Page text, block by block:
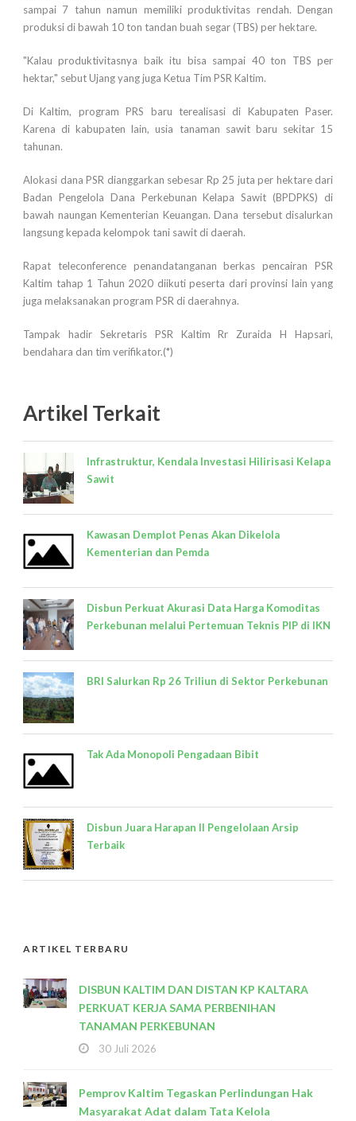
sampai 7 tahun namun memiliki produktivitas rendah. Dengan
produksi di bawah 10 ton tandan buah segar (TBS) per hektare.
"Kalau produktivitasnya baik itu bisa sampai 40 ton TBS per
hektar," sebut Ujang yang juga Ketua Tim PSR Kaltim.
Di Kaltim, program PRS baru terealisasi di Kabupaten Paser.
Karena di kabupaten lain, usia tanaman sawit baru sekitar 15
tahunan.
Alokasi dana PSR dianggarkan sebesar Rp 25 juta per hektare dari
Badan Pengelola Dana Perkebunan Kelapa Sawit (BPDPKS) di
bawah naungan Kementerian Keuangan. Dana tersebut disalurkan
langsung kepada kelompok tani sawit di daerah.
Rapat teleconference penandatanganan berkas pencairan PSR
Kaltim tahap 1 Tahun 2020 diikuti peserta dari provinsi lain yang
juga melaksanakan program PSR di daerahnya.
Tampak hadir Sekretaris PSR Kaltim Rr Zuraida H Hapsari,
bendahara dan tim verifikator.(*)
Artikel Terkait
Infrastruktur, Kendala Investasi Hilirisasi Kelapa
Sawit
Kawasan Demplot Penas Akan Dikelola
Kementerian dan Pemda
Disbun Perkuat Akurasi Data Harga Komoditas
Perkebunan melalui Pertemuan Teknis PIP di IKN
BRI Salurkan Rp 26 Triliun di Sektor Perkebunan
Tak Ada Monopoli Pengadaan Bibit
Disbun Juara Harapan II Pengelolaan Arsip
Terbaik
ARTIKEL TERBARU
DISBUN KALTIM DAN DISTAN KP KALTARA
PERKUAT KERJA SAMA PERBENIHAN
TANAMAN PERKEBUNAN
30 Juli 2026
Pemprov Kaltim Tegaskan Perlindungan Hak
Masyarakat Adat dalam Tata Kelola